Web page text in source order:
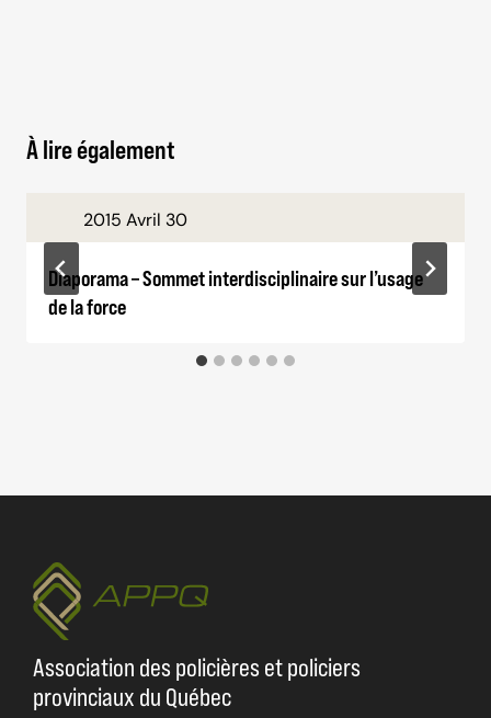
À lire également
2015 Avril 30
Diaporama – Sommet interdisciplinaire sur l’usage
de la force
Association des policières et policiers
provinciaux du Québec